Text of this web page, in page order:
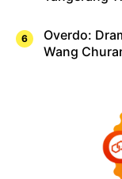
Overdo:
Wang